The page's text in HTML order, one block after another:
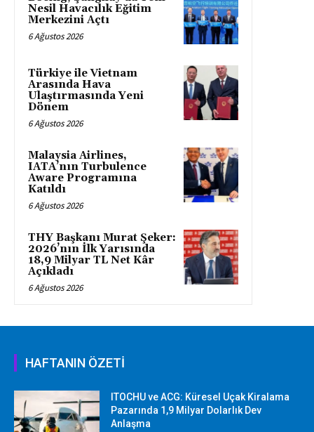
Nesil Havacılık Eğitim
Merkezini Açtı
6 Ağustos 2026
Türkiye ile Vietnam
Arasında Hava
Ulaştırmasında Yeni
Dönem
6 Ağustos 2026
Malaysia Airlines,
IATA’nın Turbulence
Aware Programına
Katıldı
6 Ağustos 2026
THY Başkanı Murat Şeker:
2026’nın İlk Yarısında
18,9 Milyar TL Net Kâr
Açıkladı
6 Ağustos 2026
HAFTANIN ÖZETİ
ITOCHU ve ACG: Küresel Uçak Kiralama
Pazarında 1,9 Milyar Dolarlık Dev
Anlaşma